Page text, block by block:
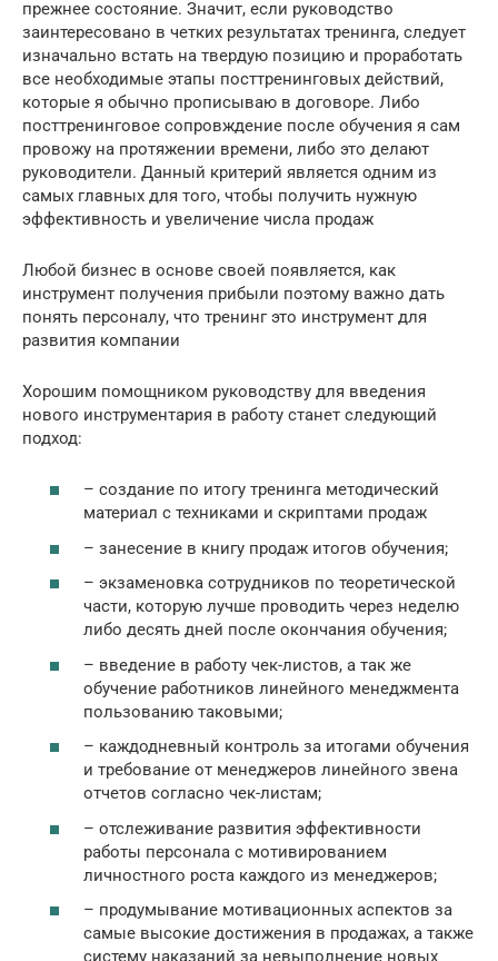
прежнее состояние. Значит, если руководство
заинтересовано в четких результатах тренинга, следует
изначально встать на твердую позицию и проработать
все необходимые этапы посттренинговых действий,
которые я обычно прописываю в договоре. Либо
посттренинговое сопровждение после обучения я сам
провожу на протяжении времени, либо это делают
руководители. Данный критерий является одним из
самых главных для того, чтобы получить нужную
эффективность и увеличение числа продаж
Любой бизнес в основе своей появляется, как
инструмент получения прибыли поэтому важно дать
понять персоналу, что тренинг это инструмент для
развития компании
Хорошим помощником руководству для введения
нового инструментария в работу станет следующий
подход:
– создание по итогу тренинга методический
материал с техниками и скриптами продаж
– занесение в книгу продаж итогов обучения;
– экзаменовка сотрудников по теоретической
части, которую лучше проводить через неделю
либо десять дней после окончания обучения;
– введение в работу чек-листов, а так же
обучение работников линейного менеджмента
пользованию таковыми;
– каждодневный контроль за итогами обучения
и требование от менеджеров линейного звена
отчетов согласно чек-листам;
– отслеживание развития эффективности
работы персонала с мотивированием
личностного роста каждого из менеджеров;
– продумывание мотивационных аспектов за
самые высокие достижения в продажах, а также
систему наказаний за невыполнение новых